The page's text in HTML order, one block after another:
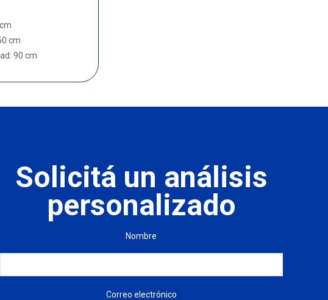
cm
90 cm
Solicitá un análisis
personalizado
Nombre
Correo electrónico